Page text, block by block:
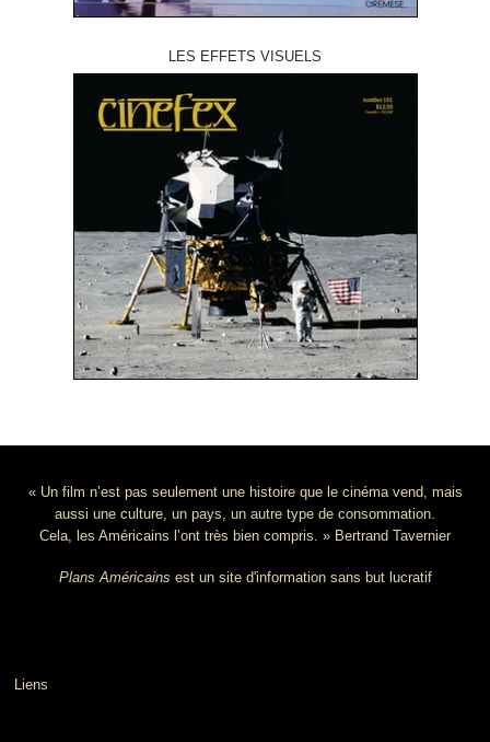
LES EFFETS VISUELS
« Un film n’est pas seulement une histoire que le cinéma vend, mais
aussi une culture, un pays, un autre type de consommation.
Cela, les Américains l’ont très bien compris. » Bertrand Tavernier
Plans Américains est un site d'information sans but lucratif
Liens